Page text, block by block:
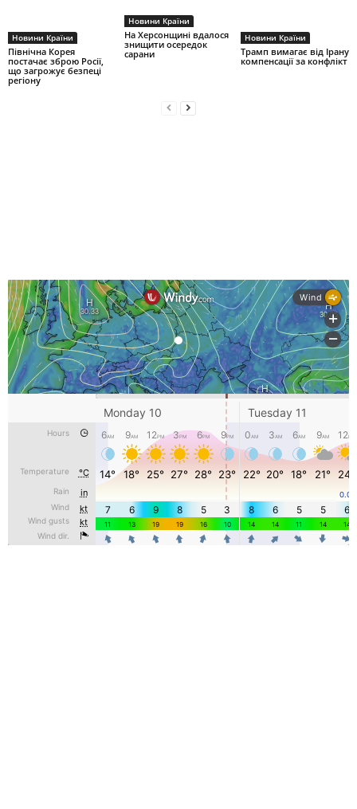
Новини Країни
Північна Корея
постачає зброю Росії,
що загрожує безпеці
регіону
Новини Країни
На Херсонщині вдалося
знищити осередок
сарани
Новини Країни
Трамп вимагає від Ірану
компенсації за конфлікт